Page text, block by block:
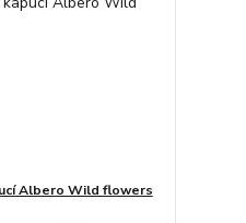
Albero Wild flowers